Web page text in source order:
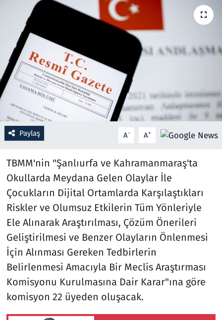
Paylaş A- A+
TBMM'nin "Şanlıurfa ve Kahramanmaraş'ta
Okullarda Meydana Gelen Olaylar İle
Çocukların Dijital Ortamlarda Karşılaştıkları
Riskler ve Olumsuz Etkilerin Tüm Yönleriyle
Ele Alınarak Araştırılması, Çözüm Önerileri
Geliştirilmesi ve Benzer Olayların Önlenmesi
İçin Alınması Gereken Tedbirlerin
Belirlenmesi Amacıyla Bir Meclis Araştırması
Komisyonu Kurulmasına Dair Karar"ına göre
komisyon 22 üyeden oluşacak.
Resmi İlanlar
Rüya Tabirleri
Sağlık
Savunma Sanayi
Seçim 2023
Spor
Teknoloji ve Bilim
Televizyon